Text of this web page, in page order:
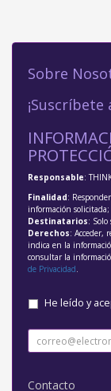
Sobre
Responsable:
Finalidad:
información solicitada;
Destinatarios:
Derechos: Acceder,
indica en la
consultar la
de Privacidad.
He leído y
Contacto